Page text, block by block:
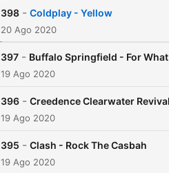
398 - Coldplay - Yellow
20 Ago 2020
397 - Buffalo Springfield - For
19 Ago 2020
396 - Creedence Clearwater
19 Ago 2020
395 - Clash - Rock The Casbah
19 Ago 2020